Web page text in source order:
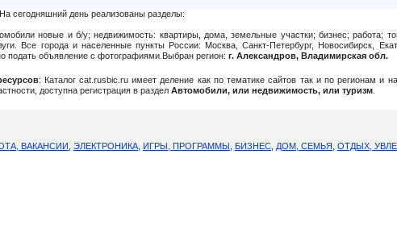
сегодняшний день реализованы разделы:
новые и б/у; недвижимость: квартиры, дома, земельные участки; бизнес; работа;
Все города и населенные пункты России: Москва, Санкт-Петербург, Новосибирск,
подать объявление c фотографиями.Выбран регион: г. Александров, Владимирская обл.
: Каталог cat.rusbic.ru имеет деление как по тематике сайтов так и по регионам и
доступна регистрация в раздел Автомобили, или недвижимость, или туризм
ВАКАНСИИ ЭЛЕКТРОНИКА ИГРЫ, ПРОГРАММЫ БИЗНЕС ДОМ, СЕМЬЯ ОТДЫХ,